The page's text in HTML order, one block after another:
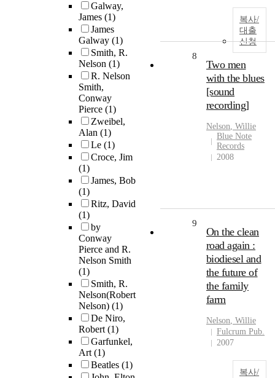
Galway,
James (1)
James
Galway (1)
Smith, R.
Nelson (1)
R. Nelson
Smith,
Conway
Pierce (1)
Zweibel,
Alan (1)
Le (1)
Croce, Jim
(1)
James, Bob
(1)
Ritz, David
(1)
by
Conway
Pierce and R.
Nelson Smith
(1)
Smith, R.
Nelson(Robert
Nelson) (1)
De Niro,
Robert(1)
Garfunkel,
Art(1)
Beatles (1)
복사/
대출
신청
8
Two men
with the blues
[sound
recording]
Nelson, Willie
Blue Note
Records
2008
9
On the clean
road again :
biodiesel and
the future of
the family
farm
Nelson, Willie
Fulcrum Pub.
2007
복사/